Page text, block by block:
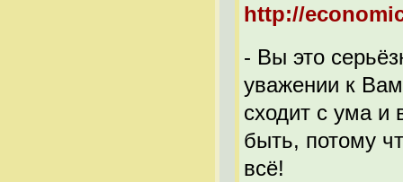
http://
- Вы это
уважении к
сходит с ума и
быть, потому
всё!